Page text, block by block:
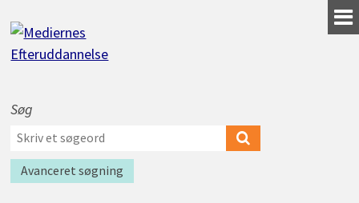
til
indhold
Søg
efter
kurser
Værktøjer
til
Søg
Søg
kurser
Avanceret søgning